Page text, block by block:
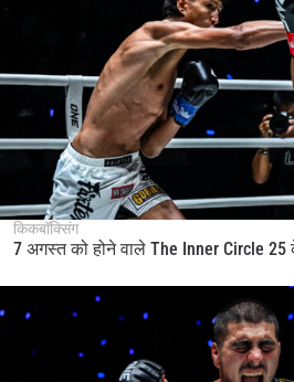
किकबॉक्सिंग
7 अगस्त को होने वाले The Inner Circle 25